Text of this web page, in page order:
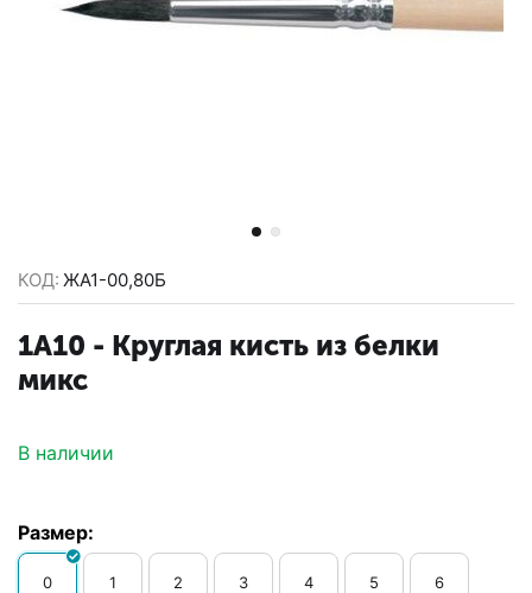
КОД: ЖA1-00,80Б
1A10 - Круглая кисть из белки
микс
В наличии
Размер:
0 1 2 3 4 5 6